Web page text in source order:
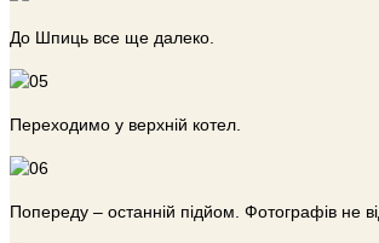
До Шпиць все ще далеко.
Переходимо у верхній котел.
Попереду – останній підйом. Фотографів не